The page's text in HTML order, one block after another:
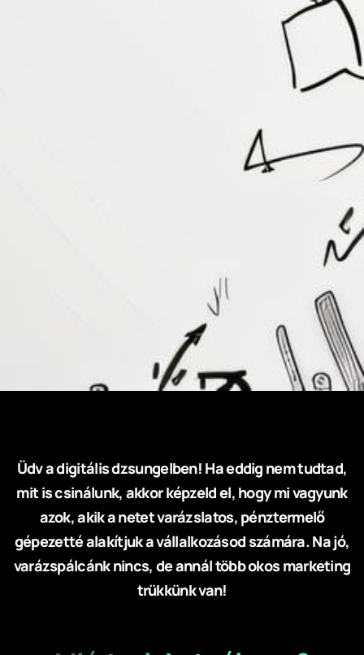
Üdv a digitális dzsungelben! Ha eddig nem tudtad,
mit is csinálunk, akkor képzeld el, hogy mi vagyunk
azok, akik a netet varázslatos, pénztermelő
gépezetté alakítjuk a vállalkozásod számára. Na jó,
varázspálcánk nincs, de annál több okos marketing
trükkünk van!